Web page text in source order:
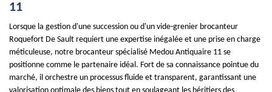
11
Lorsque la gestion d'une succession ou d'un vide-grenier brocanteur
Roquefort De Sault requiert une expertise inégalée et une prise en charge
méticuleuse, notre brocanteur spécialisé Medou Antiquaire 11 se
positionne comme le partenaire idéal. Fort de sa connaissance pointue du
marché, il orchestre un processus fluide et transparent, garantissant une